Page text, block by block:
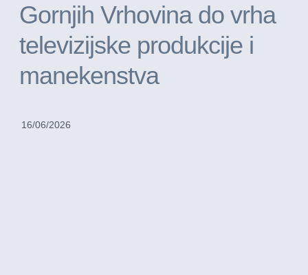
Gornjih Vrhovina do vrha
televizijske produkcije i
manekenstva
16/06/2026